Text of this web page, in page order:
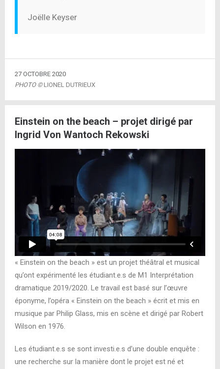
Joëlle Keyser
27 OCTOBRE 2020
PHOTO ©LIONEL DUTRIEUX
Einstein on the beach – projet dirigé par
Ingrid Von Wantoch Rekowski
« Einstein on the beach » est un projet théâtral et musical
qu’ont expérimenté les étudiant.e.s de M1 Interprétation
dramatique 2019/2020. Le travail est basé sur l’œuvre
éponyme, l’opéra « Einstein on the beach » écrit et mis en
musique par Philip Glass, mis en scène et dirigé par Robert
Wilson en 1976.
Les étudiant.e.s se sont investi.e.s d’une double enquête :
une recherche sur la manière dont le projet est né et